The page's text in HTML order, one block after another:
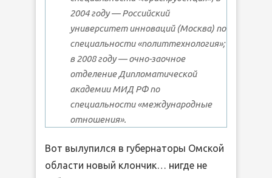
2004 году — Российский
университет инноваций (Москва) по
специальности «политтехнология»;
в 2008 году — очно-заочное
отделение Дипломатической
академии МИД РФ по
специальности «международные
отношения».
Вот вылупился в губернаторы Омской
области новый клончик… нигде не